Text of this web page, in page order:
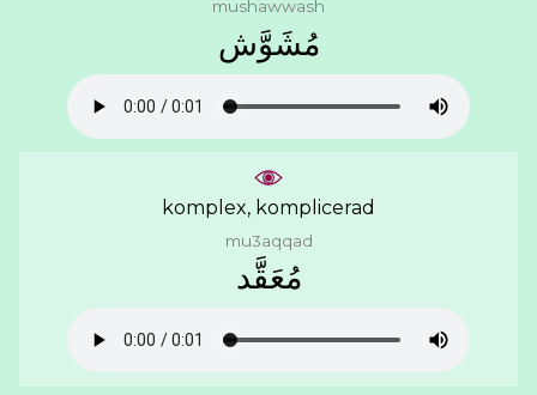
mushawwash
ﻣُﺸَﻮَّﺵ
komplex, komplicerad
mu3aqqad
ﻣُﻌَﻘَّﺪ